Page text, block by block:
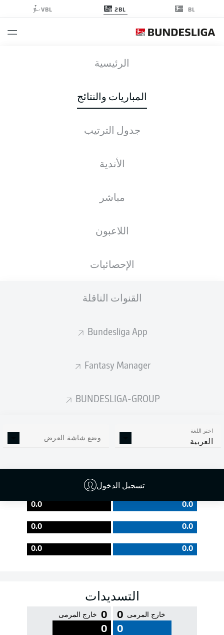
BL
2BL
VBL
الرئيسية
المباريات والنتائج
جدول الترتيب
الأندية
مباشر
اللاعبون
الإحصائيات
القنوات الناقلة
Bundesliga App
Fantasy Manager
BUNDESLIGA-GROUP
اختر اللغة
العربية وضع شاشة العرض
تسجيل الدخول
الأخبار التشكيلات الإحصائيات
0
0 % الدقة 0 %
جودة التمرير
0.0
0.0
0.0
0.0
0.0
0.0
التسديدات
0 خارج المرمى
0
0 خارج المرمى
0